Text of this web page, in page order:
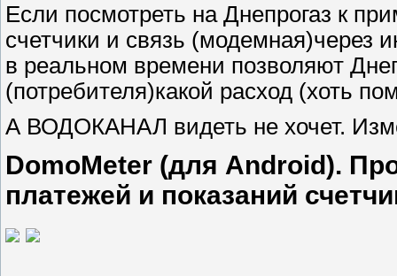
Если посмотреть на Днепрогаз к
счетчики и связь (модемная)через
в реальном времени позволяют
(потребителя)какой расход (хоть
А ВОДОКАНАЛ видеть не хочет.
DomoMeter (для Android).
платежей и показаний